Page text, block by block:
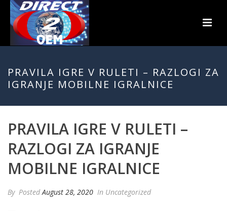
PRAVILA IGRE V RULETI – RAZLOGI ZA
IGRANJE MOBILNE IGRALNICE
PRAVILA IGRE V RULETI –
RAZLOGI ZA IGRANJE
MOBILNE IGRALNICE
By PostedAugust 28, 2020 In Uncategorized